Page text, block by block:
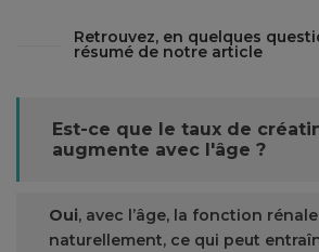
Retrouvez, en quelques
résumé de notre article
Est-ce que le taux de
augmente avec l'âge ?
Oui, avec l’âge, la fonction
naturellement, ce qui peut